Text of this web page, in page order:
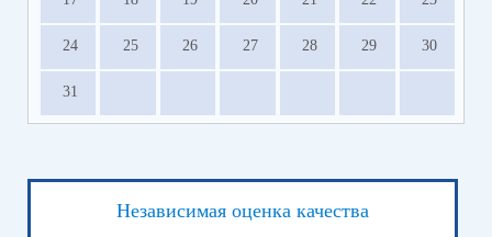
24 25 26 27 28 29 30
31
Независимая оценка качества